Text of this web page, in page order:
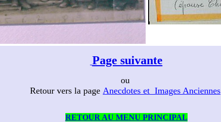
Page suivante
ou
Retour vers la page Anecdotes et Images Anciennes
RETOUR AU MENU PRINCIPAL